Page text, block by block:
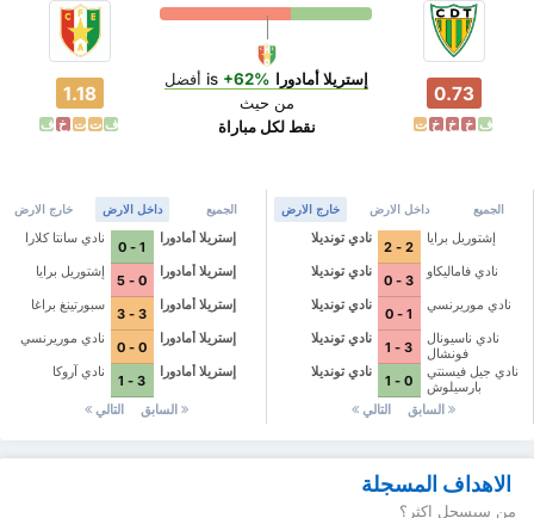
1.18
ف ت ت خ ف
إستريلا أمادورا +62%
أفضل
من حيث
نقط لكل مباراة
0.73
ف خ خ خ ت
الجميع داخل الارض خارج الارض
نادي سانتا كلارا
1 - 0
إستريلا أمادورا
إشتوريل برايا
0 - 5
إستريلا أمادورا
سبورتينغ براغا
3 - 3
إستريلا أمادورا
نادي موريرنسي
0 - 0
إستريلا أمادورا
نادي آروكا
3 - 1
إستريلا أمادورا
السابق التالي
الجميع داخل الارض خارج الارض
نادي تونديلا
2 - 2
إشتوريل برايا
نادي تونديلا
3 - 0
نادي فاماليكاو
نادي تونديلا
1 - 0
نادي موريرنسي
نادي تونديلا
3 - 1
نادي ناسيونال
فونشال
نادي تونديلا
0 - 1
نادي جيل فيسنتي
بارسيلوش
السابق
التالي
الاهداف المسجلة
من سيسجل اكثر؟